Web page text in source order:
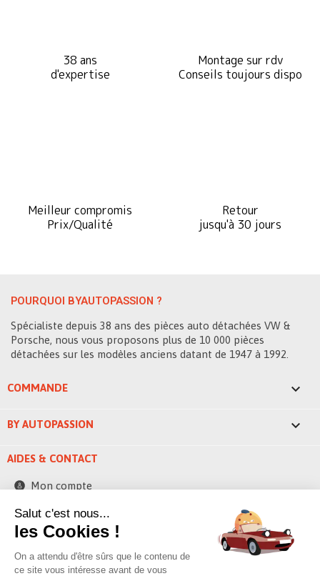
38 ans
d'expertise
Montage sur rdv
Conseils toujours dispo
Meilleur compromis
Prix/Qualité
Retour
jusqu'à 30 jours
POURQUOI BYAUTOPASSION ?
Spécialiste depuis 38 ans des pièces auto détachées VW &
Porsche, nous vous proposons plus de 10 000 pièces
détachées sur les modèles anciens datant de 1947 à 1992.
COMMANDE 
BY AUTOPASSION 
AIDES & CONTACT
Mon compte
Contactez-nous
248 ZAE la bascule
contact@byautopassion.com
Salut c'est nous...
les Cookies !
On a attendu d'être sûrs que le contenu de
ce site vous intéresse avant de vous